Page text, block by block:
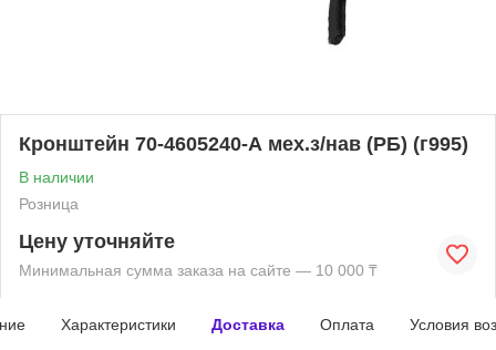
Кронштейн 70-4605240-А мех.з/нав (РБ) (г995)
В наличии
Розница
Цену уточняйте
Минимальная сумма заказа на сайте — 10 000 ₸
Характеристики Доставка Оплата Условия